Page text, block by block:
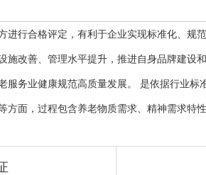
行合格评定，有利于企业实现标准化、规
改善、管理水平提升，推进自身品牌建设
务业健康规范高质量发展。 是依据行业标
面，过程包含养老物质需求、精神需求特